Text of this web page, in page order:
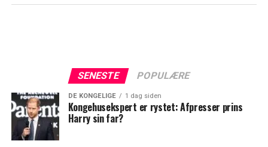
SENESTE POPULÆRE
DE KONGELIGE 1 dag siden
Kongehusekspert er rystet: Afpresser prins
Harry sin far?